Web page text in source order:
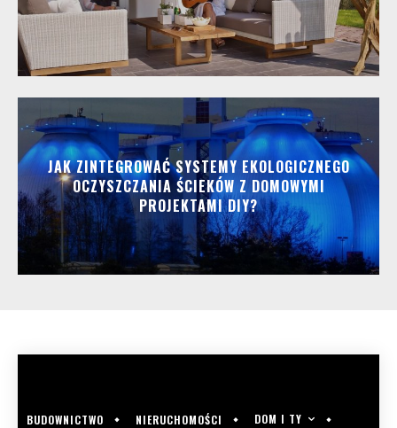
JAK ZINTEGROWAĆ SYSTEMY EKOLOGICZNEGO
OCZYSZCZANIA ŚCIEKÓW Z DOMOWYMI
PROJEKTAMI DIY?
BUDOWNICTWO NIERUCHOMOŚCI DOM I TY